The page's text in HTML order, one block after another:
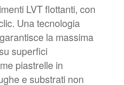
LVT flottanti, con
Una tecnologia
la massima
superfici
piastrelle in
e substrati non